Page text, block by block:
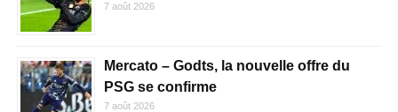
7 août 2026
Mercato – Godts, la nouvelle offre du
PSG se confirme
7 août 2026